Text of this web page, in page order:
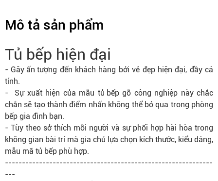
Mô tả sản phẩm
Tủ bếp hiện đại
- Gây ấn tượng đến khách hàng bởi vẻ đẹp hiện đại, đầy cá
tính.
- Sự xuất hiện của mẫu tủ bếpgỗ công nghiệp này chắc
chắn sẽ tạo thành điểm nhấn không thể bỏ qua trong phòng
bếp gia đình bạn.
- Tùy theo sở thích mỗi người và sự phối hợp hài hòa trong
không gian bài trí mà gia chủ lựa chọn kích thước, kiểu dáng,
mẫu mã tủ bếp phù hợp.
-------------------------------------------------------------
---